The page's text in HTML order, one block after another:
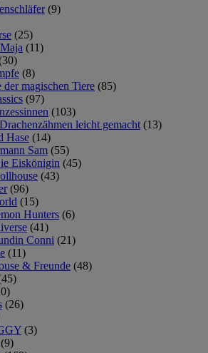
(9)
(25)
(11)
(8)
der magischen Tiere (85)
(97)
(103)
leicht gemacht (13)
Hase (14)
Sam (55)
Eiskönigin (45)
(43)
(96)
(15)
Hunters (6)
(41)
Conni (21)
(11)
& Freunde (48)
(26)
(3)
(9)